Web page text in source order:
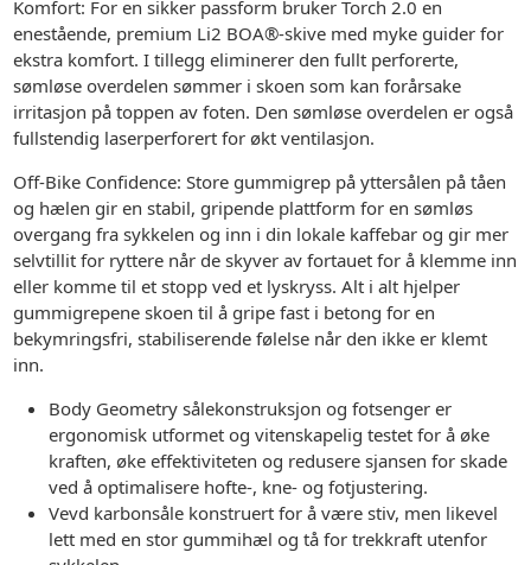
Komfort: For en sikker passform bruker Torch 2.0 en
enestående, premium Li2 BOA®-skive med myke guider for
ekstra komfort. I tillegg eliminerer den fullt perforerte,
sømløse overdelen sømmer i skoen som kan forårsake
irritasjon på toppen av foten. Den sømløse overdelen er også
fullstendig laserperforert for økt ventilasjon.
Off-Bike Confidence: Store gummigrep på yttersålen på tåen
og hælen gir en stabil, gripende plattform for en sømløs
overgang fra sykkelen og inn i din lokale kaffebar og gir mer
selvtillit for ryttere når de skyver av fortauet for å klemme inn
eller komme til et stopp ved et lyskryss. Alt i alt hjelper
gummigrepene skoen til å gripe fast i betong for en
bekymringsfri, stabiliserende følelse når den ikke er klemt
inn.
Body Geometry sålekonstruksjon og fotsenger er
ergonomisk utformet og vitenskapelig testet for å øke
kraften, øke effektiviteten og redusere sjansen for skade
ved å optimalisere hofte-, kne- og fotjustering.
Vevd karbonsåle konstruert for å være stiv, men likevel
lett med en stor gummihæl og tå for trekkraft utenfor